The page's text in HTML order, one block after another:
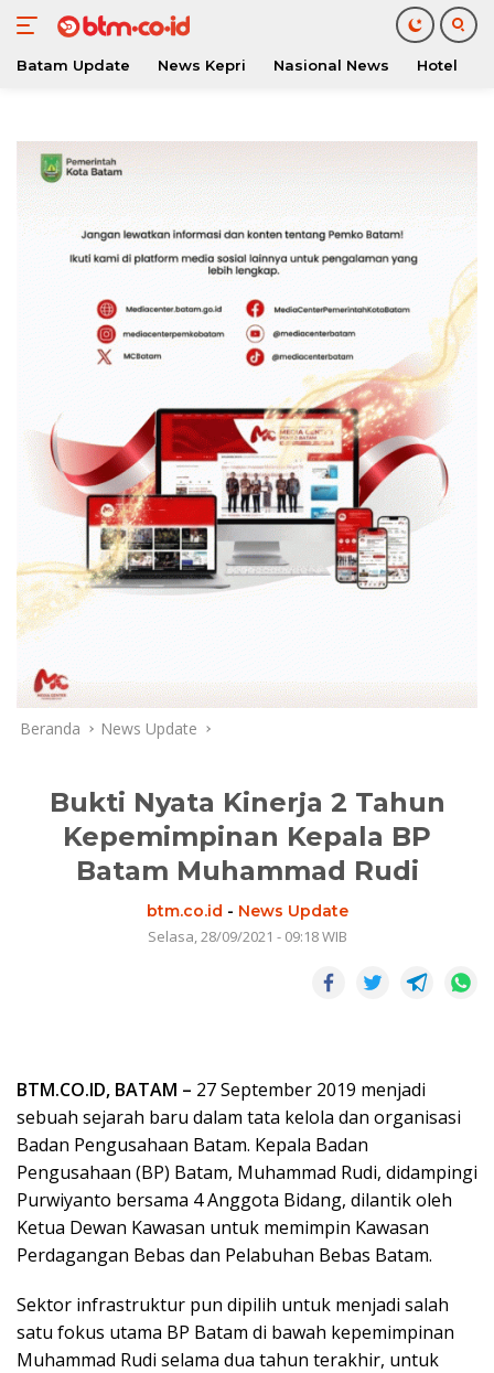
konten
Batam Update News Kepri Nasional News Hotel
Beranda News Update
Bukti Nyata Kinerja 2 Tahun
Kepemimpinan Kepala BP
Batam Muhammad Rudi
btm.co.id - News Update
Selasa, 28/09/2021 - 09:18 WIB
BTM.CO.ID, BATAM – 27 September 2019 menjadi
sebuah sejarah baru dalam tata kelola dan organisasi
Badan Pengusahaan Batam. Kepala Badan
Pengusahaan (BP) Batam, Muhammad Rudi, didampingi
Purwiyanto bersama 4 Anggota Bidang, dilantik oleh
Ketua Dewan Kawasan untuk memimpin Kawasan
Perdagangan Bebas dan Pelabuhan Bebas Batam.
Sektor infrastruktur pun dipilih untuk menjadi salah
satu fokus utama BP Batam di bawah kepemimpinan
Muhammad Rudi selama dua tahun terakhir, untuk